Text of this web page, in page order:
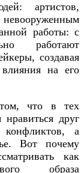
артистов,
работы: с
работают
создавая
на его
что в тех
друг
конфликтов, а
Вот почему
как
образа